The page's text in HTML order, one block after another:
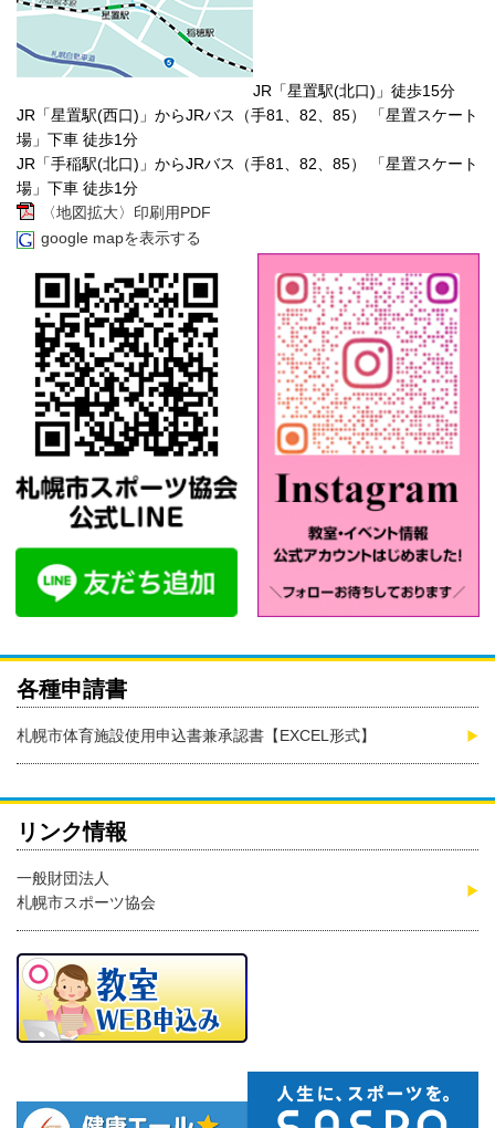
JR「星置駅(北口)」徒歩15分
JR「星置駅(西口)」からJRバス（手81、82、85） 「星置スケート
場」下車 徒歩1分
JR「手稲駅(北口)」からJRバス（手81、82、85） 「星置スケート
場」下車 徒歩1分
〈地図拡大〉印刷用PDF
google mapを表示する
各種申請書
札幌市体育施設使用申込書兼承認書【EXCEL形式】
リンク情報
一般財団法人
札幌市スポーツ協会